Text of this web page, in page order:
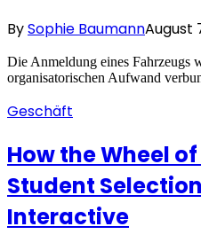
BySophie BaumannAugust
Die Anmeldung eines Fahrzeugs
organisatorischen Aufwand
Geschäft
How the Wheel
Student
Interactive